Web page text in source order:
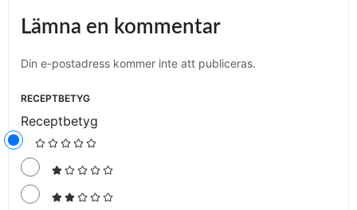
Lämna en kommentar
Din e-postadress kommer inte att publiceras.
RECEPTBETYG
Receptbetyg